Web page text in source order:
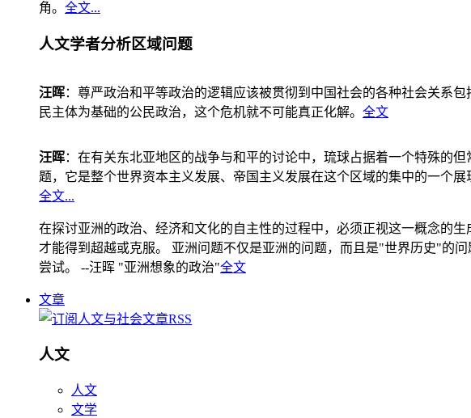
角。 全文...
人文学者分析区域问题
汪晖：尊严政治和平等政治的逻辑应该被贯彻到中国社会的各种社会关系
民主体为基础的公民政治，这个危机就不可能真正化解。 全文
汪晖：在有关东北亚地区的战争与和平的讨论中，琉球占据着一个特殊的
题，它是整个世界资本主义发展、帝国主义发展在这个区域的集中的一个展
全文...
在探讨亚洲的政治、经济和文化的自主性的过程中，必须正视这一概念的
才能得到超越或克服。 亚洲问题不仅是亚洲的问题，而且是"世界历史"的
尝试。 --汪晖 "亚洲想象的政治"全文
文章
人文
人文
文学